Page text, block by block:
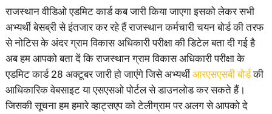
राजस्थान वीडिओ एडमिट कार्ड कब जारी किया जाएगा इसको लेकर सभी
अभ्यर्थी बेसब्री से इंतजार कर रहे हैं राजस्थान कर्मचारी चयन बोर्ड की तरफ
से नोटिस के अंदर ग्राम विकास अधिकारी परीक्षा की डिटेल बता दी गई है
अब हम आपको बता दें कि राजस्थान ग्राम विकास अधिकारी परीक्षा के
एडमिट कार्ड 28 अक्टूबर जारी हो जाएंगे जिसे अभ्यर्थी आरएसएसबी बोर्डकी
आधिकारिक वेबसाइट या एसएसओ पोर्टल से डाउनलोड कर सकते हैं।
जिसकी सूचना हम हमारे व्हाट्सएप को टेलीग्राम पर अलग से आपको दे